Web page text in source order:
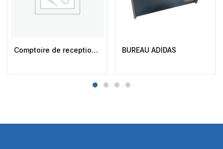
Comptoire de reception CRZ + 2 Tirroirs BUREAU ADIDAS